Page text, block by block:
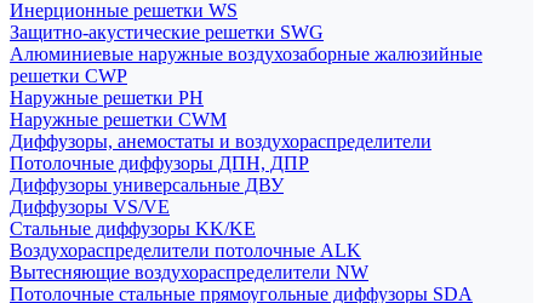
Инерционные решетки WS
Защитно-акустические решетки SWG
Алюминиевые наружные воздухозаборные жалюзийные
решетки CWP
Наружные решетки РН
Наружные решетки CWM
Диффузоры, анемостаты и воздухораспределители
Потолочные диффузоры ДПН, ДПР
Диффузоры универсальные ДВУ
Диффузоры VS/VE
Стальные диффузоры KK/KE
Воздухораспределители потолочные ALK
Вытесняющие воздухораспределители NW
Потолочные стальные прямоугольные диффузоры SDA